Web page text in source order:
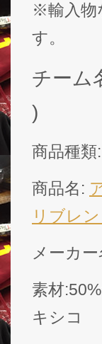
※輸入物
す。
チーム
)
商品種類
商品名:
リブレ
メーカ
素材
キシコ